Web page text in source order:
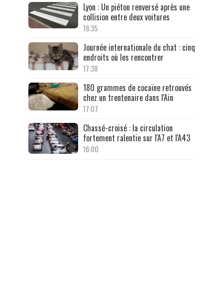
Lyon : Un piéton renversé après une
collision entre deux voitures
18:35
Journée internationale du chat : cinq
endroits où les rencontrer
17:38
180 grammes de cocaïne retrouvés
chez un trentenaire dans l'Ain
17:07
Chassé-croisé : la circulation
fortement ralentie sur l'A7 et l'A43
16:00